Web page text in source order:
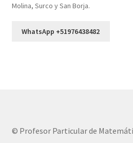
Molina, Surco y San Borja.
WhatsApp +51976438482
© Profesor Particular de